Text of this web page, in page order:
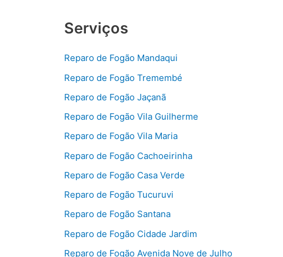
Serviços
Reparo de Fogão Mandaqui
Reparo de Fogão Tremembé
Reparo de Fogão Jaçanã
Reparo de Fogão Vila Guilherme
Reparo de Fogão Vila Maria
Reparo de Fogão Cachoeirinha
Reparo de Fogão Casa Verde
Reparo de Fogão Tucuruvi
Reparo de Fogão Santana
Reparo de Fogão Cidade Jardim
Reparo de Fogão Avenida Nove de Julho